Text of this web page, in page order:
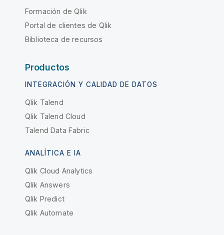
Formación de Qlik
Portal de clientes de Qlik
Biblioteca de recursos
Productos
INTEGRACIÓN Y CALIDAD DE DATOS
Qlik Talend
Qlik Talend Cloud
Talend Data Fabric
ANALÍTICA E IA
Qlik Cloud Analytics
Qlik Answers
Qlik Predict
Qlik Automate